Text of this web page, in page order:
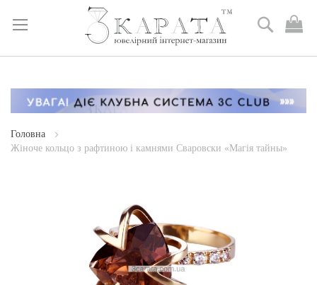
Skip
Content
Пошук
Головна
Жіноче кольцо з рафтиною і камнями Сваровски «Магія тайны»